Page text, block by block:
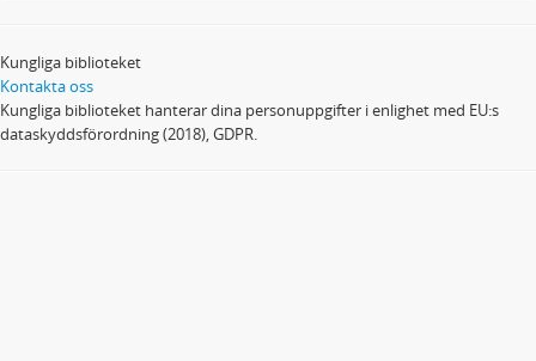
Kungliga biblioteket
Kontakta oss
Kungliga biblioteket hanterar dina personuppgifter i enlighet med EU:s
dataskyddsförordning (2018), GDPR.